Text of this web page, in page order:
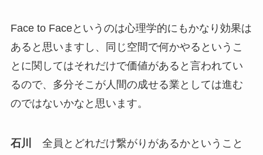
Face to Faceというのは心理学的にもかなり効果は
あると思いますし、同じ空間で何かやるというこ
とに関してはそれだけで価値があると言われてい
るので、多分そこが人間の成せる業としては進む
のではないかなと思います。
石川
全員とどれだけ繋がりがあるかということ